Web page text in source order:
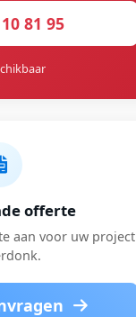
81 95
offerte
aan voor uw project